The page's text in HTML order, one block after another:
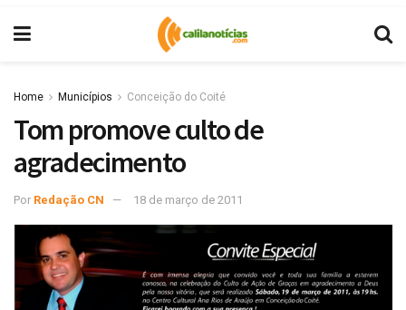
Home Municípios Conceição do Coité
Tom promove culto de
agradecimento
Por Redação CN 18 de março de 2011